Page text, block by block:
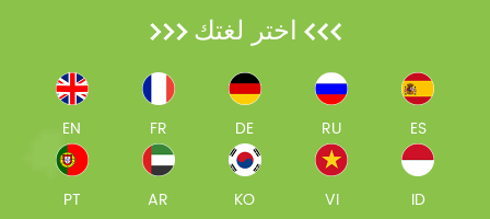
اختر لغتك
EN FR DE RU ES
PT AR KO VI ID